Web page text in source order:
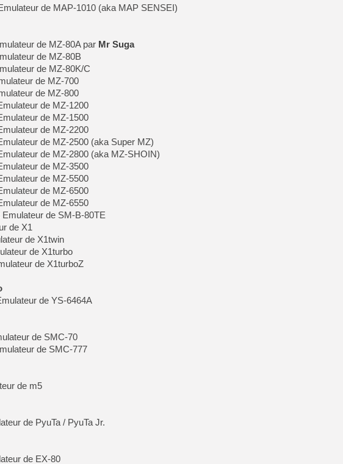
de MAP-1010 (aka MAP SENSEI)
de MZ-80A par Mr Suga
de MZ-80B
de MZ-80K/C
de MZ-700
de MZ-800
de MZ-1200
de MZ-1500
de MZ-2200
de MZ-2500 (aka Super MZ)
de MZ-2800 (aka MZ-SHOIN)
de MZ-3500
de MZ-5500
de MZ-6500
de MZ-6550
de SM-B-80TE
de X1
de X1twin
de X1turbo
de X1turboZ
de YS-6464A
de SMC-70
de SMC-777
de m5
de PyuTa / PyuTa Jr.
de EX-80